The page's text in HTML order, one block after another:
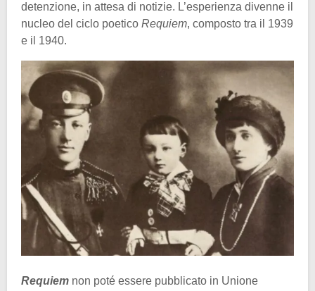
detenzione, in attesa di notizie. L’esperienza divenne il
nucleo del ciclo poetico Requiem, composto tra il 1939
e il 1940.
Requiem non poté essere pubblicato in Unione